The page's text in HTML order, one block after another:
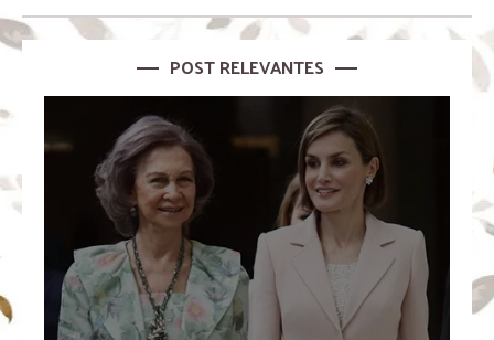
POST RELEVANTES